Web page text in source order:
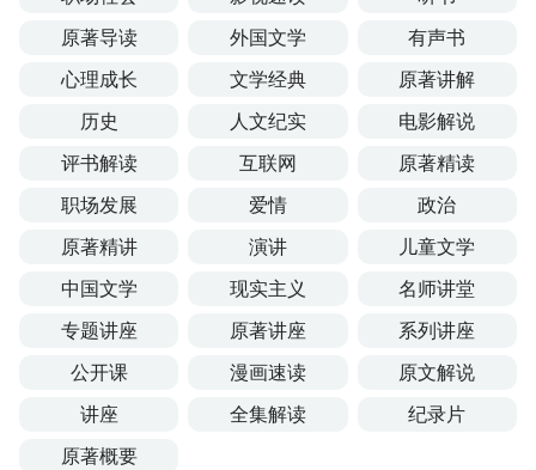
原著导读
外国文学
有声书
心理成长
文学经典
原著讲解
历史
人文纪实
电影解说
评书解读
互联网
原著精读
职场发展
爱情
政治
原著精讲
演讲
儿童文学
中国文学
现实主义
名师讲堂
专题讲座
原著讲座
系列讲座
公开课
漫画速读
原文解说
讲座
全集解读
纪录片
原著概要